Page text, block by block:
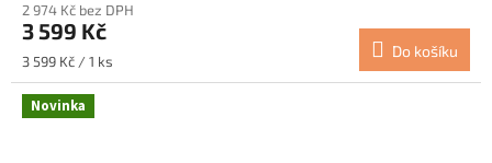
2 974 Kč bez DPH
3 599 Kč
Měrná
cena:
3 599 Kč / 1 ks
Do košíku
Novinka